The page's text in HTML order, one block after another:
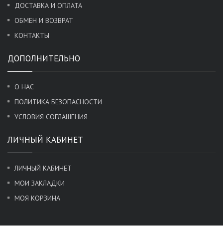
ДОСТАВКА И ОПЛАТА
ОБМЕН И ВОЗВРАТ
КОНТАКТЫ
ДОПОЛНИТЕЛЬНО
О НАС
ПОЛИТИКА БЕЗОПАСНОСТИ
УСЛОВИЯ СОГЛАШЕНИЯ
ЛИЧНЫЙ КАБИНЕТ
ЛИЧНЫЙ КАБИНЕТ
МОИ ЗАКЛАДКИ
МОЯ КОРЗИНА